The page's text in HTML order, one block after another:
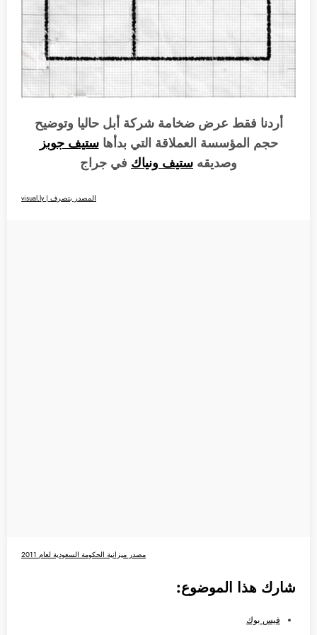
أردنا فقط عرض ضخامة شركة أبل حاليا وتوضيح
حجم المؤسسة العملاقة التي بدأهاستيف جوبز
وصديقه ستيف ونياك في جراج
المصدر بتصرف | visual.ly
مصدر ميزانية الحكومة السعودية لعام 2011
شارك هذا الموضوع:
فيس بوك